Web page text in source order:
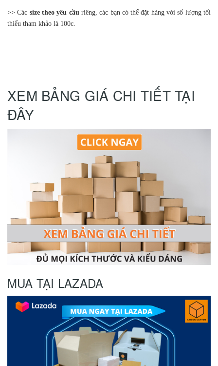
>> Các size theo yêu cầuriêng, các bạn có thể đặt hàng với số lượng tối
thiểu tham khảo là 100c.
XEM BẢNG GIÁ CHI TIẾT TẠI
ĐÂY
MUA TẠI LAZADA